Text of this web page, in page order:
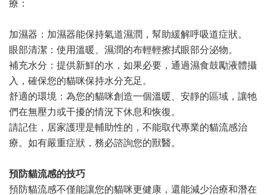
療：
加濕器：加濕器能保持氣道濕潤，幫助緩解呼吸道症狀。
眼部清潔：使用溫暖、濕潤的布輕輕擦拭眼部分泌物。
補充水分：提供新鮮的水，如果必要，通過濕食鼓勵液體攝
入，確保您的貓咪保持水分充足。
舒適的環境：為您的貓咪創造一個溫暖、安靜的區域，讓牠
們在無壓力或干擾的情況下休息和恢復。
請記住，居家護理是輔助性的，不能取代專業的貓流感治
療。如有嚴重症狀，務必諮詢您的獸醫。
預防貓流感的技巧
預防貓流感不僅能讓您的貓咪更健康，還能減少治療和潛在